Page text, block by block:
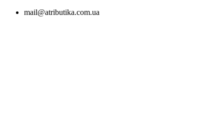
mail@atributika.com.ua